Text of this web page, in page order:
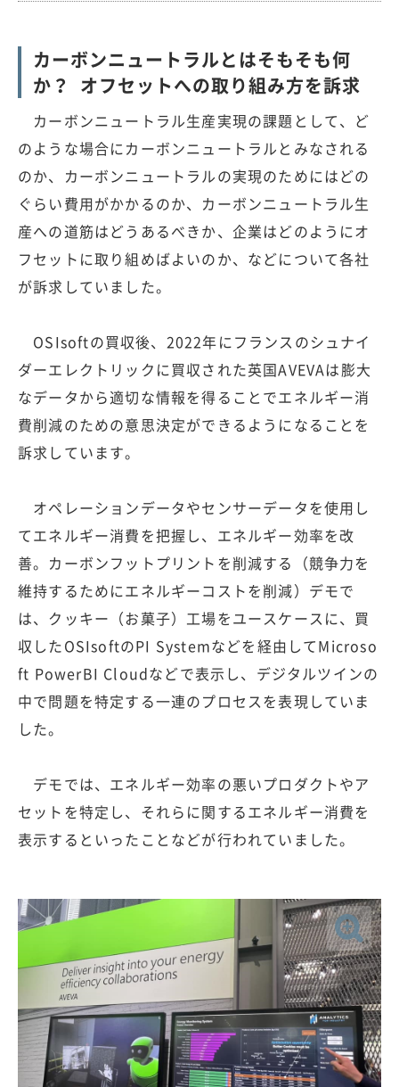
カーボンニュートラルとはそもそも何
か？ オフセットへの取り組み方を訴求
カーボンニュートラル生産実現の課題として、ど
のような場合にカーボンニュートラルとみなされる
のか、カーボンニュートラルの実現のためにはどの
ぐらい費用がかかるのか、カーボンニュートラル生
産への道筋はどうあるべきか、企業はどのようにオ
フセットに取り組めばよいのか、などについて各社
が訴求していました。
OSIsoftの買収後、2022年にフランスのシュナイ
ダーエレクトリックに買収された英国AVEVAは膨大
なデータから適切な情報を得ることでエネルギー消
費削減のための意思決定ができるようになることを
訴求しています。
オペレーションデータやセンサーデータを使用し
てエネルギー消費を把握し、エネルギー効率を改
善。カーボンフットプリントを削減する（競争力を
維持するためにエネルギーコストを削減）デモで
は、クッキー（お菓子）工場をユースケースに、買
収したOSIsoftのPI Systemなどを経由してMicroso
ft PowerBI Cloudなどで表示し、デジタルツインの
中で問題を特定する一連のプロセスを表現していま
した。
デモでは、エネルギー効率の悪いプロダクトやア
セットを特定し、それらに関するエネルギー消費を
表示するといったことなどが行われていました。